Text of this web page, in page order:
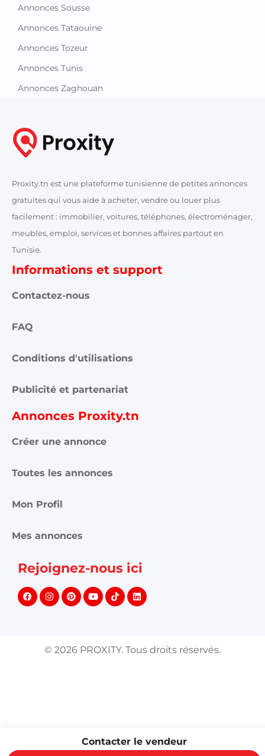
Contacter le vendeur
Annonces Sousse
Annonces Tataouine
Annonces Tozeur
Annonces Tunis
Annonces Zaghouan
Proxity.tn est une plateforme tunisienne de petites annonces
gratuites qui vous aide à acheter, vendre ou louer plus
facilement : immobilier, voitures, téléphones, électroménager,
meubles, emploi, services et bonnes affaires partout en
Tunisie.
Informations et support
Contactez-nous
FAQ
Conditions d'utilisations
Publicité et partenariat
Annonces Proxity.tn
Créer une annonce
Toutes les annonces
Mon Profil
Mes annonces
Rejoignez-nous ici
© 2026 PROXITY. Tous droits réservés.